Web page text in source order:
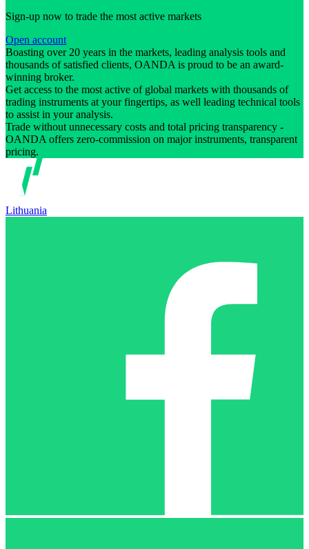
Sign-up now to trade the most active markets
Open account
Boasting over 20 years in the markets, leading analysis tools and
thousands of satisfied clients, OANDA is proud to be an award-
winning broker.
Get access to the most active of global markets with thousands of
trading instruments at your fingertips, as well leading technical tools
to assist in your analysis.
Trade without unnecessary costs and total pricing transparency -
OANDA offers zero-commission on major instruments, transparent
pricing.
Lithuania